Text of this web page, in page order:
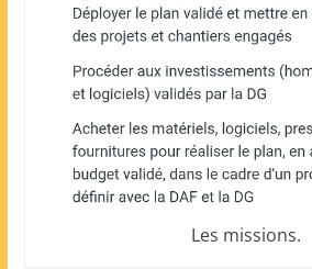
Les missions.